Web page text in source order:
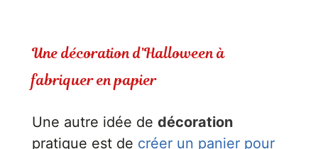
Une décoration d’Halloween à
fabriquer en papier
Une autre idée de décoration
pratique est de créer un panier pour